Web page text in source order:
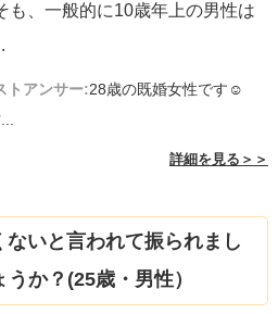
も、一般的に10歳年上の男性は
トアンサー:28歳の既婚女性です☺︎
詳細を見る＞＞
いと言われて振られまし
か？(25歳・男性）